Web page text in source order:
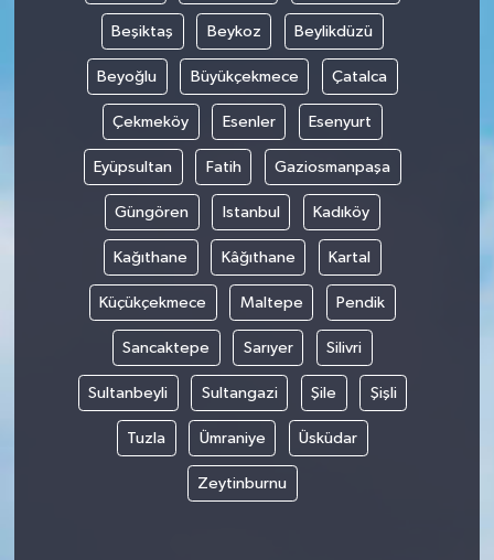
Beşiktaş Beykoz Beylikdüzü
Beyoğlu Büyükçekmece Çatalca
Çekmeköy Esenler Esenyurt
Eyüpsultan Fatih Gaziosmanpaşa
Güngören Istanbul Kadıköy
Kağıthane Kâğıthane Kartal
Küçükçekmece Maltepe Pendik
Sancaktepe Sarıyer Silivri
Sultanbeyli Sultangazi Şile Şişli
Tuzla Ümraniye Üsküdar
Zeytinburnu